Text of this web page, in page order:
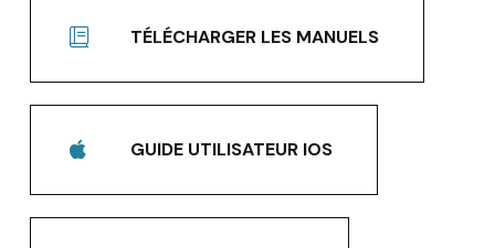
TÉLÉCHARGER LES MANUELS
GUIDE UTILISATEUR IOS